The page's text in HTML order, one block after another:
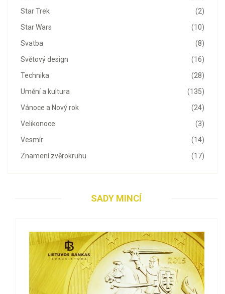
(2)
Star Trek
(10)
Star Wars
(8)
Svatba
(16)
Světový design
(28)
Technika
(135)
Umění a kultura
(24)
Vánoce a Nový rok
(3)
Velikonoce
(14)
Vesmír
(17)
Znamení zvěrokruhu
SADY MINCÍ